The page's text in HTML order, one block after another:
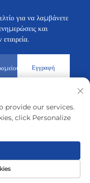
για να λαμβάνετε
και
Εγγραφή
Tiansheng
Απορρήτου
ΕΠΑΦΗ
provide our services.
click Personalize